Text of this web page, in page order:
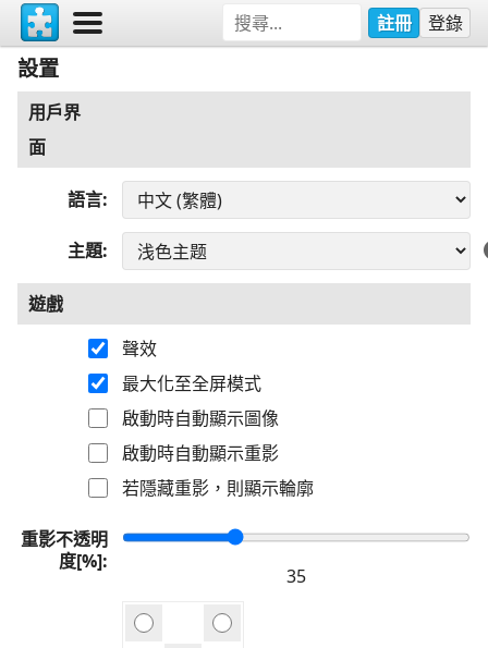
註冊 登錄
設置
用戶界
面
語言
主題
遊戲
聲效
最大化至全屏模式
啟動時自動顯示圖像
啟動時自動顯示重影
若隱藏重影，則顯示輪廓
重影不透明
度[%]